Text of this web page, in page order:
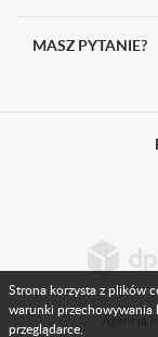
MASZ PYTANIE?
Agencja
Strona korzysta z plików
warunki
przeglądarce.